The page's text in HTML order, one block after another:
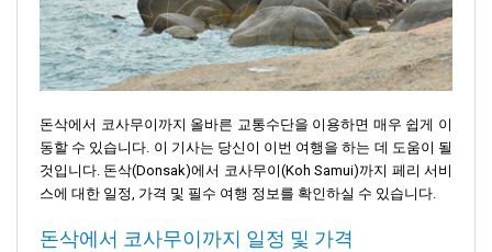
돈삭에서 코사무이까지 올바른 교통수단을 이용하면 매우 쉽게 이
동할 수 있습니다. 이 기사는 당신이 이번 여행을 하는 데 도움이 될
것입니다. 돈삭(Donsak)에서 코사무이(Koh Samui)까지 페리 서비
스에 대한 일정, 가격 및 필수 여행 정보를 확인하실 수 있습니다.
돈삭에서 코사무이까지 일정 및 가격